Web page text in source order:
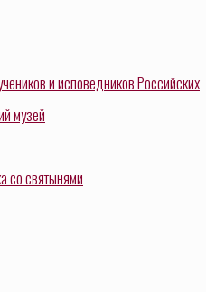
и исповедников Российских
музей
со святынями